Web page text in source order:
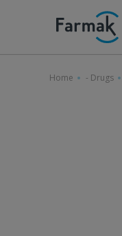
Home - Drugs